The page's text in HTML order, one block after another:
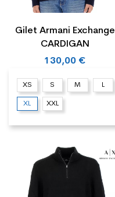
Gilet Armani Exchange
CARDIGAN
130,00 €
XS S M L
XL XXL